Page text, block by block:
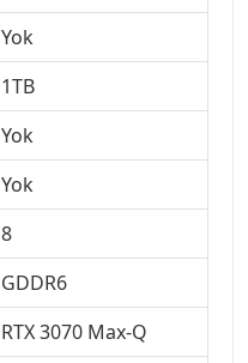
Yok
1TB
Yok
Yok
8
GDDR6
RTX 3070 Max-Q